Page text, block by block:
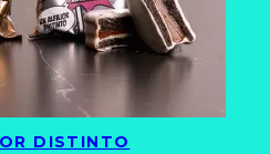
DISTINTO